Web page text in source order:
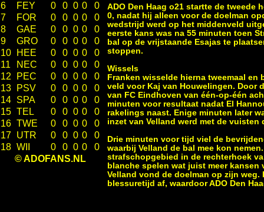
6
FEY 0 0 0 0
0
7
FOR 0 0 0 0
0
8
GAE 0 0 0 0
0
9
GRO 0 0 0 0
0
10
HEE 0 0 0 0
0
11
NEC 0 0 0 0
0
12
PEC 0 0 0 0
0
13
PSV 0 0 0 0
0
14 SPA 0 0 0 0
0
15 TEL 0 0 0 0
0
16 TWE 0 0 0 0
0
17 UTR 0 0 0 0
0
18 WII 0 0 0 0
0
© ADOFANS.NL
ADO Den Haag o21 startte de tweede
0, nadat hij alleen voor de doelman
wedstrijd werd op het middenveld
eerste kans was na 55 minuten toen
bal op de vrijstaande Esajas te
stoppen.
Wissels
Franken wisselde hierna tweemaal
veld voor Kaj van Houwelingen. Door
van FC Eindhoven van één-op-één
minuten voor resultaat nadat El
rakelings naast. Enige minuten later
inzet van Velland werd met de
Drie minuten voor tijd viel de
waarbij Velland de bal mee kon
strafschopgebied in de rechterhoek
blanche spelen wat juist meer kansen
Velland vond de doelman op zijn
blessuretijd af, waardoor ADO Den